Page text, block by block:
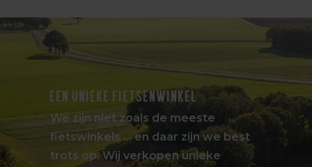
EEN UNIEKE FIETSENWINKEL
We zijn niet zoals de meeste
fietswinkels … en daar zijn we best
trots op. Wij verkopen unieke